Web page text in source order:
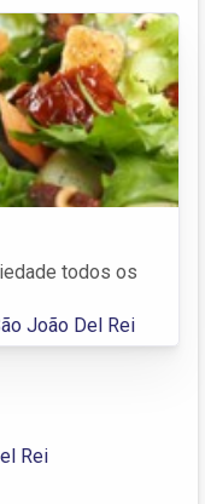
todos os
João Del Rei
Rei